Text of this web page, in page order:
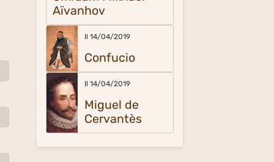
Aïvanhov
Il 14/04/2019
Confucio
Il 14/04/2019
Miguel de
Cervantès